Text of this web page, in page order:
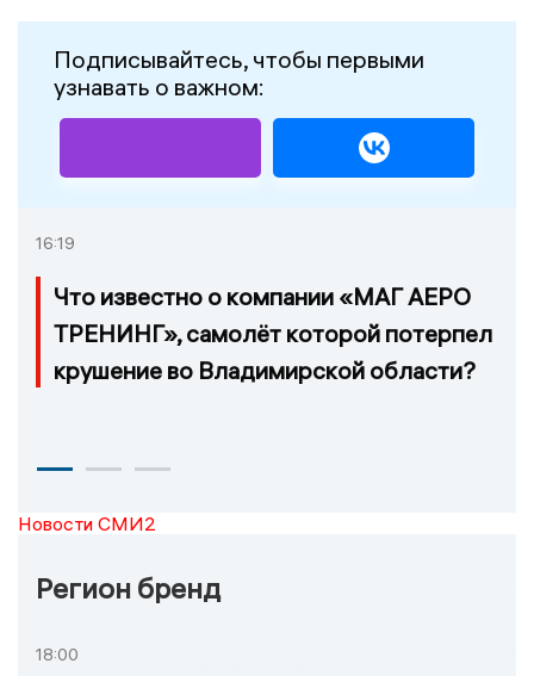
Подписывайтесь, чтобы первыми
узнавать о важном:
16:19
Что известно о компании «МАГ АЕРО
ТРЕНИНГ», самолёт которой потерпел
крушение во Владимирской области?
Новости СМИ2
Регион бренд
18:00